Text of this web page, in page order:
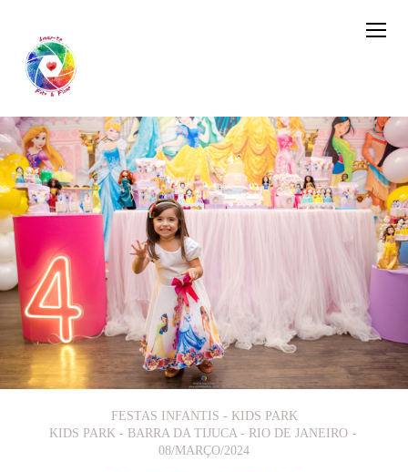
FESTAS INFANTIS - KIDS PARK
KIDS PARK - BARRA DA TIJUCA - RIO DE JANEIRO
08/MARÇO/2024